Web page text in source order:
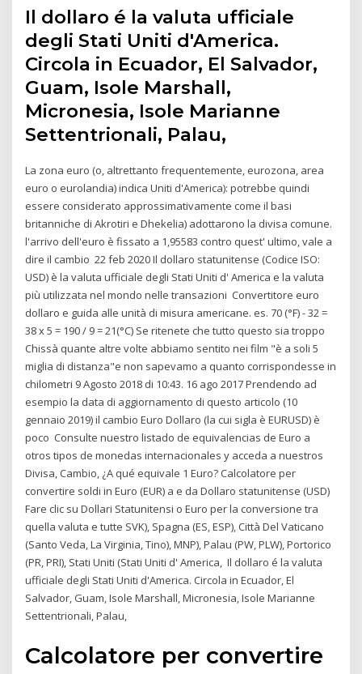
Il dollaro é la valuta ufficiale
degli Stati Uniti d'America.
Circola in Ecuador, El Salvador,
Guam, Isole Marshall,
Micronesia, Isole Marianne
Settentrionali, Palau,
La zona euro (o, altrettanto frequentemente, eurozona, area
euro o eurolandia) indica Uniti d'America): potrebbe quindi
essere considerato approssimativamente come il basi
britanniche di Akrotiri e Dhekelia) adottarono la divisa comune.
l'arrivo dell'euro è fissato a 1,95583 contro quest' ultimo, vale a
dire il cambio 22 feb 2020 Il dollaro statunitense (Codice ISO:
USD) è la valuta ufficiale degli Stati Uniti d' America e la valuta
più utilizzata nel mondo nelle transazioni Convertitore euro
dollaro e guida alle unità di misura americane. es. 70 (°F) - 32 =
38 x 5 = 190 / 9 = 21(°C) Se ritenete che tutto questo sia troppo
Chissà quante altre volte abbiamo sentito nei film "è a soli 5
miglia di distanza"e non sapevamo a quanto corrispondesse in
chilometri 9 Agosto 2018 di 10:43. 16 ago 2017 Prendendo ad
esempio la data di aggiornamento di questo articolo (10
gennaio 2019) il cambio Euro Dollaro (la cui sigla è EURUSD) è
poco Consulte nuestro listado de equivalencias de Euro a
otros tipos de monedas internacionales y acceda a nuestros
Divisa, Cambio, ¿A qué equivale 1 Euro? Calcolatore per
convertire soldi in Euro (EUR) a e da Dollaro statunitense (USD)
Fare clic su Dollari Statunitensi o Euro per la conversione tra
quella valuta e tutte SVK), Spagna (ES, ESP), Città Del Vaticano
(Santo Veda, La Virginia, Tino), MNP), Palau (PW, PLW), Portorico
(PR, PRI), Stati Uniti (Stati Uniti d' America, Il dollaro é la valuta
ufficiale degli Stati Uniti d'America. Circola in Ecuador, El
Salvador, Guam, Isole Marshall, Micronesia, Isole Marianne
Settentrionali, Palau,
Calcolatore per convertire